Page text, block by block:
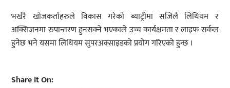
भर्खरै खोजकर्ताहरुले विकास गरेको ब्याट्रीमा सजिलै लिथियम र
अक्सिजनमा रुपान्तरण हुनसक्ने भएकाले उच्च कार्यक्षमता र लाइफ सर्कल
हुनेछ भने यसमा लिथियम सुपरअक्साइडको प्रयोग गरिएको हुन्छ ।
Share It On: